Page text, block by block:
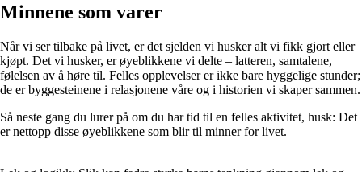
Minnene som varer
Når vi ser tilbake på livet, er det sjelden vi husker alt vi fikk gjort eller
kjøpt. Det vi husker, er øyeblikkene vi delte – latteren, samtalene,
følelsen av å høre til. Felles opplevelser er ikke bare hyggelige stunder;
de er byggesteinene i relasjonene våre og i historien vi skaper sammen.
Så neste gang du lurer på om du har tid til en felles aktivitet, husk: Det
er nettopp disse øyeblikkene som blir til minner for livet.